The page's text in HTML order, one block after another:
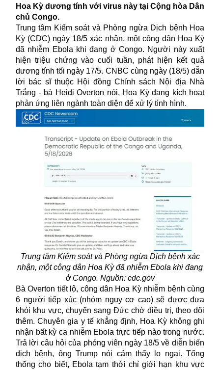
Hoa Kỳ dương tính với virus này tại Cộng hòa Dân
chủ Congo.
Trung tâm Kiểm soát và Phòng ngừa Dịch bệnh Hoa
Kỳ (CDC) ngày 18/5 xác nhận, một công dân Hoa Kỳ
đã nhiễm Ebola khi đang ở Congo. Người này xuất
hiện triệu chứng vào cuối tuần, phát hiện kết quả
dương tính tối ngày 17/5. CNBC cùng ngày (18/5) dẫn
lời bác sĩ thuộc Hội đồng Chính sách Nội địa Nhà
Trắng - bà Heidi Overton nói, Hoa Kỳ đang kích hoạt
phản ứng liên ngành toàn diện để xử lý tình hình.
Trung tâm Kiểm soát và Phòng ngừa Dịch bệnh xác
nhận, một công dân Hoa Kỳ đã nhiễm Ebola khi đang
ở Congo. Nguồn: cdc.gov
Bà Overton tiết lộ, công dân Hoa Kỳ nhiễm bệnh cùng
6 người tiếp xúc (nhóm nguy cơ cao) sẽ được đưa
khỏi khu vực, chuyển sang Đức chờ điều trị, theo dõi
thêm. Chuyên gia y tế khẳng định, Hoa Kỳ không ghi
nhận bất kỳ ca nhiễm Ebola trực tiếp nào trong nước.
Trả lời câu hỏi của phóng viên ngày 18/5 về diễn biến
dịch bệnh, ông Trump nói cảm thấy lo ngại. Tổng
thống cho biết, Ebola tạm thời chỉ giới hạn khu vực